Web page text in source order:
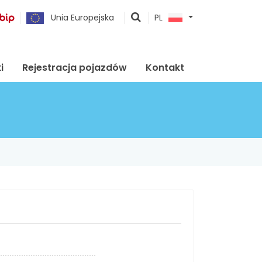
Unia Europejska
pokaż
PL
Rejestracja pojazdów Kontakt